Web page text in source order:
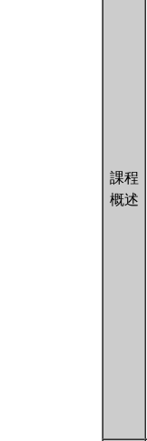
課程
概述